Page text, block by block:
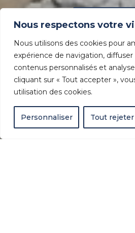
Nous respectons votre
Nous utilisons des cookies pour
expérience de navigation,
contenus personnalisés et
cliquant sur « Tout accepter »,
utilisation des cookies.
Personnaliser Tout rejeter
Chaque réalisation
pour une